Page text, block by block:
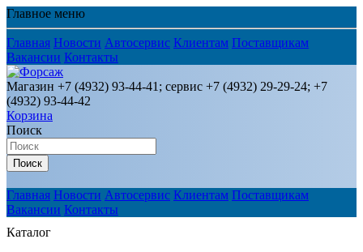
Главное меню
Главная Новости Автосервис Клиентам Поставщикам
Вакансии Контакты
Магазин +7 (4932) 93-44-41; сервис +7 (4932) 29-29-24; +7
(4932) 93-44-42
Корзина
Поиск
Поиск
Главная Новости Автосервис Клиентам Поставщикам
Вакансии Контакты
Каталог